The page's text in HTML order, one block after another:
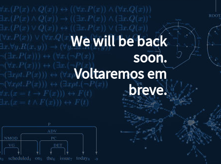
We will be back
soon.
Voltaremos em
breve.